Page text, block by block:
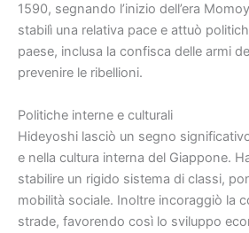
1590, segnando l’inizio dell’era
stabilì una relativa pace e attuò
paese, inclusa la confisca delle armi
prevenire le ribellioni.
Politiche interne e culturali
Hideyoshi lasciò un segno
e nella cultura interna del Giappone.
stabilire un rigido sistema di classi,
mobilità sociale. Inoltre incoraggiò la
strade, favorendo così lo sviluppo